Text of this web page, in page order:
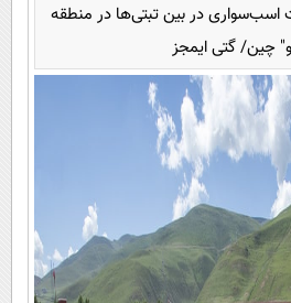
اسب‌سواری در بین تبتی‌ها در منطقه
چین/ گتی ایمجز